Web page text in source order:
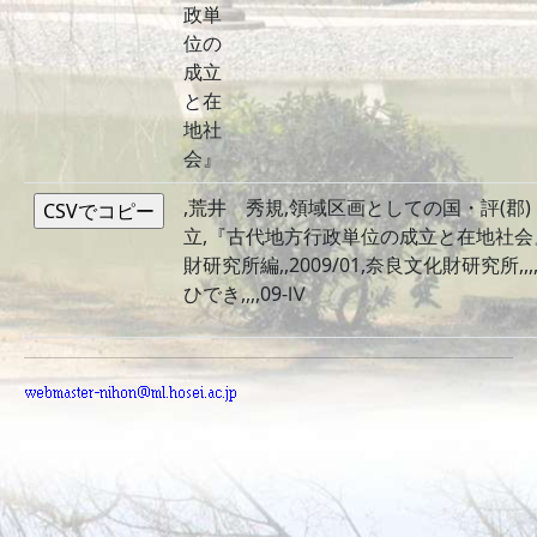
政単
位の
成立
と在
地社
会』
,荒井 秀規,領域区画としての国・評(郡)
立,『古代地方行政単位の成立と在地社
財研究所編,,2009/01,奈良文化財研究
ひでき,,,,09-Ⅳ